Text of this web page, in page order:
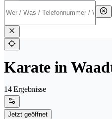
Karate in
14 Ergebnisse
Jetzt geöffnet